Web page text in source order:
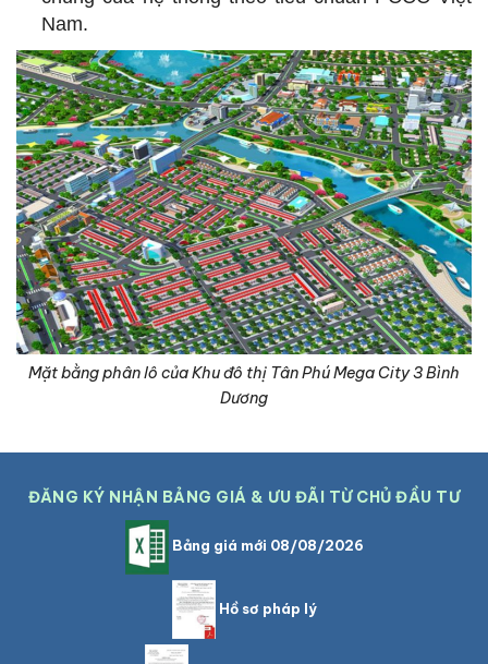
Nam.
Mặt bằng phân lô của Khu đô thị Tân Phú Mega City 3 Bình
Dương
ĐĂNG KÝ NHẬN BẢNG GIÁ & ƯU ĐÃI TỪ CHỦ ĐẦU TƯ
Bảng giá mới 08/08/2026
Hồ sơ pháp lý